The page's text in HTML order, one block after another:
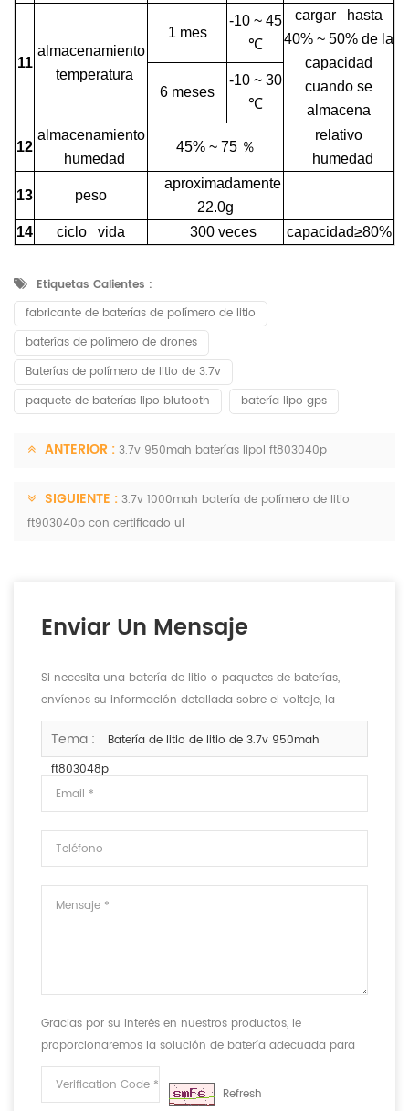
11
almacenamiento
temperatura
1 mes
-10 ~ 45
℃
cargar hasta
40% ~ 50% de la
capacidad
cuando se
almacena
6 meses
-10 ~ 30
℃
12
almacenamiento
humedad
45% ~ 75％
relativo
humedad
13 peso
aproximadamente
22.0g
14
ciclo vida 300 veces capacidad≥80%
Etiquetas Calientes :
fabricante de baterías de polímero de litio
baterías de polímero de drones
Baterías de polímero de litio de 3.7v
paquete de baterías lipo blutooth
batería lipo gps
ANTERIOR : 3.7v 950mah baterías lipol ft803040p
SIGUIENTE : 3.7v 1000mah batería de polímero de litio
ft903040p con certificado ul
Enviar Un Mensaje
Si necesita una batería de litio o paquetes de baterías,
envíenos su información detallada sobre el voltaje, la
capacidad y el tamaño.
Tema :
Batería de litio de litio de 3.7v 950mah
ft803048p
Gracias por su interés en nuestros productos, le
proporcionaremos la solución de batería adecuada para
cumplir con sus requisitos.
Refresh